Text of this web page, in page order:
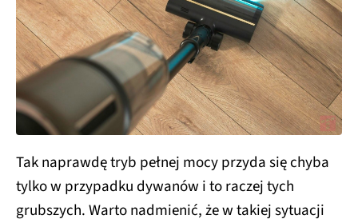
Tak naprawdę tryb pełnej mocy przyda się chyba
tylko w przypadku dywanów i to raczej tych
grubszych. Warto nadmienić, że w takiej sytuacji